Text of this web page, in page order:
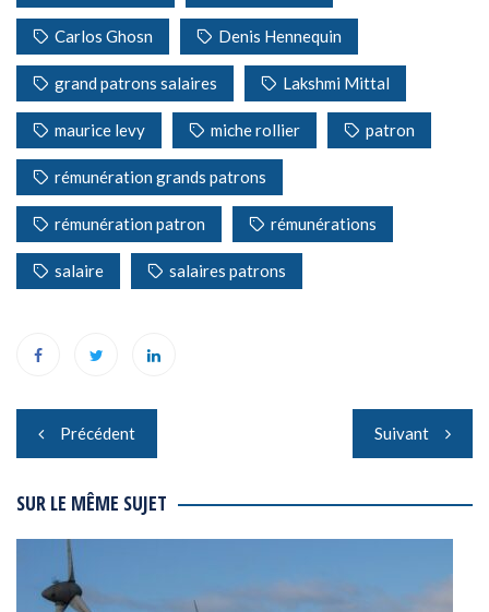
Carlos Ghosn Denis Hennequin
grand patrons salaires Lakshmi Mittal
maurice levy miche rollier patron
rémunération grands patrons
rémunération patron rémunérations
salaire salaires patrons
Navigation
de
l’article
Précédent Suivant
SUR LE MÊME SUJET